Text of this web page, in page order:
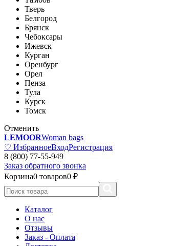
Тверь
Белгород
Брянск
Чебоксары
Ижевск
Курган
Оренбург
Орел
Пенза
Тула
Курск
Томск
Отменить
LEMOORWoman bags
♡ ИзбранноеВходРегистрация
8 (800) 77-55-949
Заказ обратного звонка
Корзина0 товаров0 ₽
Каталог
О нас
Отзывы
Заказ - Оплата